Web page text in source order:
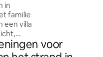
in
familie
een villa
Speeltuin,
voor